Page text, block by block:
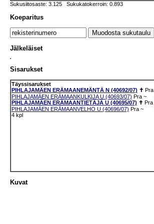
Sukusiitosaste: 3.125 Sukukatokerroin: 0.893
Koeparitus
Jälkeläiset
Sisarukset
Täyssisarukset
PIHLAJAMÄEN ERÄMAANEMÄNTÄ N (40692/07) ✝ Pra
PIHLAJAMÄEN ERÄMAANKULKIJA U (40693/07) Pra ~
PIHLAJAMÄEN ERÄMAANTIETÄJÄ U (40695/07) ✝ Pra
PIHLAJAMÄEN ERÄMAANVELHO U (40696/07) Pra ~
4 kpl
Kuvat